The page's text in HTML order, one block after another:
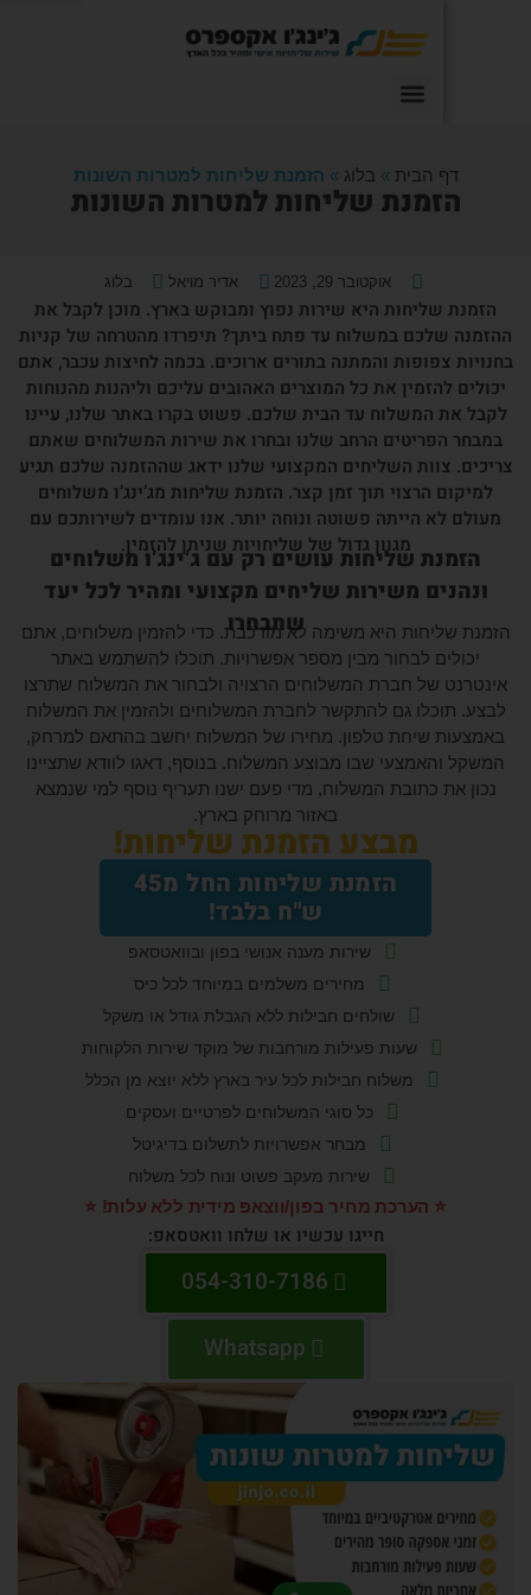
בלוג»הזמנת שליחות למטרות השונות
שליחות למטרות השונות
אדיר מויאל בלוג
היא שירות נפוץ ומבוקש בארץ. מוכן לקבל את
במשלוח עד פתח ביתך? ⁣תיפרדו מהטרחה של קניות
והמתנה בתורים ארוכים. בכמה לחיצות עכבר, אתם
את כל המוצרים האהובים עליכם וליהנות מהנוחות
עד הבית שלכם. פשוט בקרו באתר שלנו, עיינו
הרחב שלנו ובחרו את שירות המשלוחים שאתם
השליחים המקצועי שלנו ידאג שההזמנה שלכם תגיע
הרצוי תוך זמן קצר. הזמנת שליחות מג’ינג’ו משלוחים
הייתה פשוטה ונוחה יותר. אנו עומדים לשירותכם עם
מגוון גדול של שליחויות שניתן להזמין.
שליחות עושים רק עם ג’ינג’ו משלוחים
משירות שליחים מקצועי ומהיר לכל יעד
שתבחרו
היא משימה לא מורכבת. כדי להזמין משלוחים, אתם
לבחור מבין מספר אפשרויות. תוכלו להשתמש באתר
של חברת המשלוחים הרצויה ולבחור את המשלוח שתרצו
גם להתקשר לחברת המשלוחים ולהזמין את המשלוח
שיחת טלפון. מחירו של המשלוח יחשב בהתאם למרחק,
שבו מבוצע המשלוח. בנוסף, דאגו לוודא שתציינו
כתובת המשלוח, מדי פעם ישנו תעריף נוסף למי שנמצא
באזור מרוחק בארץ.
מבצע הזמנת שליחות!
הזמנת שליחות החל מ45
ש"ח בלבד!
שירות מענה אנושי בפון ובוואטסאפ
מחירים משלמים במיוחד לכל כיס
שולחים חבילות ללא הגבלת גודל או משקל
שעות פעילות מורחבות של מוקד שירות הלקוחות
משלוח חבילות לכל עיר בארץ ללא יוצא מן הכלל
כל סוגי המשלוחים לפרטיים ועסקים
מבחר אפשרויות לתשלום בדיגיטל
שירות מעקב פשוט ונוח לכל משלוח
הערכת מחיר בפון/ווצאפ מידית ללא עלות! ⭐️
חייגו עכשיו או שלחו וואטסאפ:
054-310-7186
Whatsapp